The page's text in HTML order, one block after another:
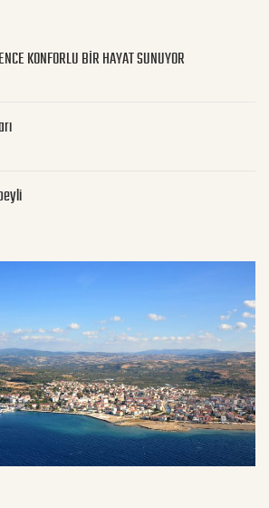
KONFORLU BİR HAYAT SUNUYOR